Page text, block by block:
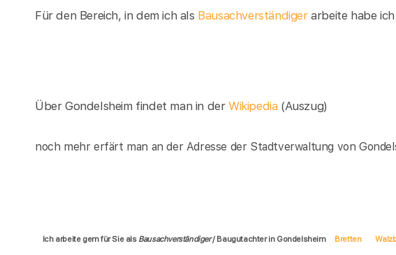
Für den Bereich, in dem ich als Bausachverständigerarbeite habe
Über Gondelsheim findet man in derWikipedia (Auszug)
noch mehr erfärt man an der Adresse der Stadtverwaltung von
Ich arbeite gern für Sie als Bausachverständiger/ Baugutachter in Gondelsheim Bretten